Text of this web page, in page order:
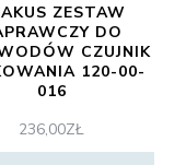
ZESTAW
DO
CZUJNIK
120-00-
016
236,00ZŁ